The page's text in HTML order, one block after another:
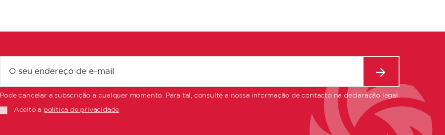
Pode cancelar a subscrição a qualquer momento. Para tal, consulte a nossa informação de contacto na declaração legal.
Aceito a política de privacidade